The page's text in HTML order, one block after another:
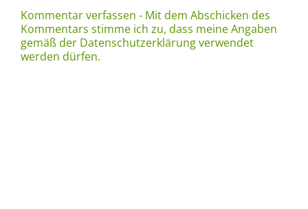
Kommentar verfassen - Mit dem Abschicken des
Kommentars stimme ich zu, dass meine Angaben
gemäß der Datenschutzerklärung verwendet
werden dürfen.